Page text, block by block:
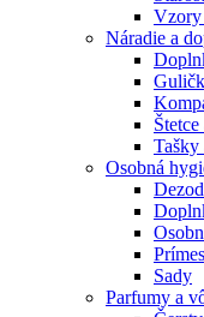
Vzory
Náradie a
Tašky
Osobná
Sady
Parfumy a